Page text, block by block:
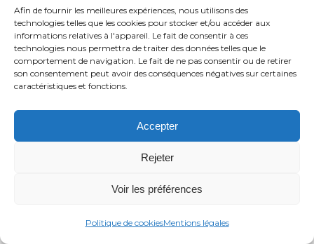
Afin de fournir les meilleures expériences, nous utilisons des
technologies telles que les cookies pour stocker et/ou accéder aux
informations relatives à l'appareil. Le fait de consentir à ces
technologies nous permettra de traiter des données telles que le
comportement de navigation. Le fait de ne pas consentir ou de retirer
son consentement peut avoir des conséquences négatives sur certaines
caractéristiques et fonctions.
Accepter
Rejeter
Voir les préférences
Politique de cookiesMentions légales